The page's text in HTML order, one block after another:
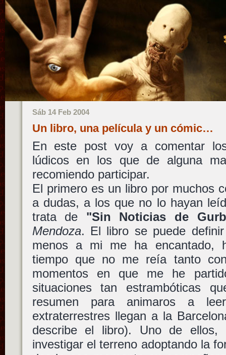
Sáb 14 Feb 2004
Un libro, una película y un cómic…
En este post voy a comentar
lúdicos en los que de alguna
recomiendo participar.
El primero es un libro por muchos
a dudas, a los que no lo hayan
trata de "Sin Noticias de
Mendoza. El libro se puede
menos a mi me ha encantado,
tiempo que no me reía tanto
momentos en que me he
situaciones tan estrambóticas
resumen para animaros a
extraterrestres llegan a la
describe el libro). Uno de ellos,
investigar el terreno adoptando la